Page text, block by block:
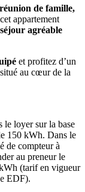
de famille,
appartement
séjour agréable
et profitez d’un
au cœur de la
le loyer sur la base
150 kWh. Dans le
de compteur à
au preneur le
(tarif en vigueur
EDF).